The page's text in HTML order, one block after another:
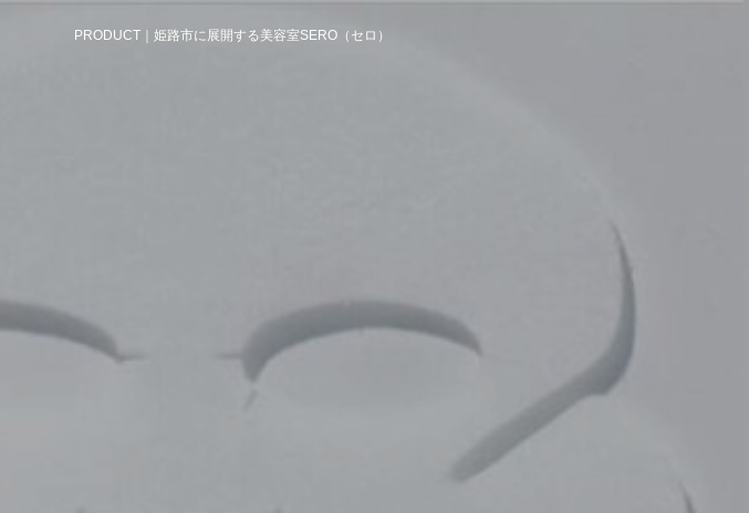
PRODUCT｜姫路市に展開する美容室SERO（セロ）